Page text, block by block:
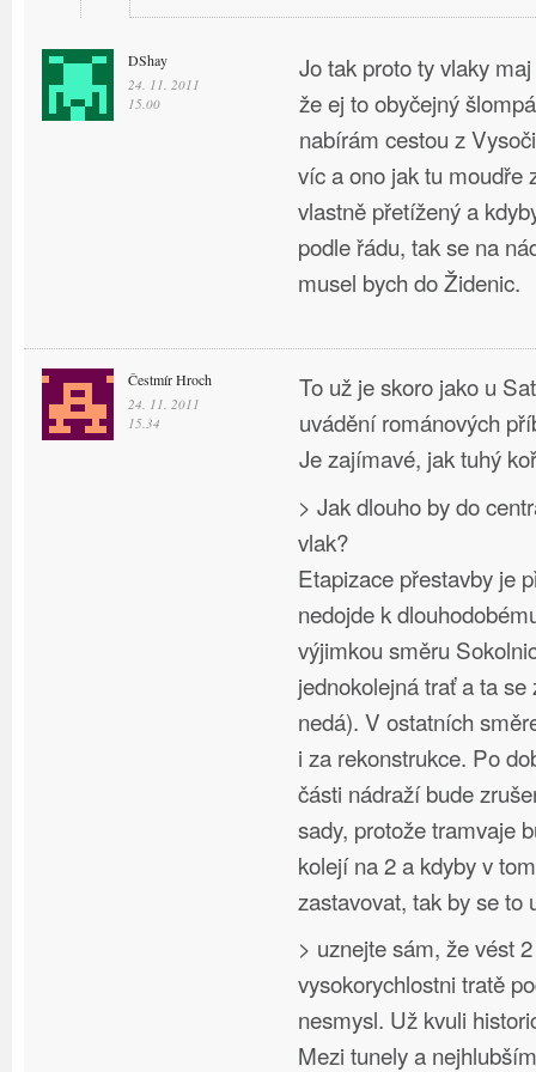
DShay
24. 11. 2011
15.00
Jo tak proto ty vlaky
že ej to obyčejný
nabírám cestou z
víc a ono jak tu moudře
vlastně přetížený a
podle řádu, tak se na
musel bych do Židenic.
Čestmír Hroch
24. 11. 2011
15.34
To už je skoro jako u
uvádění románových
Je zajímavé, jak tuhý
> Jak dlouho by do
vlak?
Etapizace přestavby je
nedojde k
výjimkou směru
jednokolejná trať a ta
nedá). V ostatních
i za rekonstrukce. Po
části nádraží bude
sady, protože tramvaje
kolejí na 2 a kdyby v
zastavovat, tak by se to
> uznejte sám, že vést
vysokorychlostni tratě
nesmysl. Už kvuli
Mezi tunely a